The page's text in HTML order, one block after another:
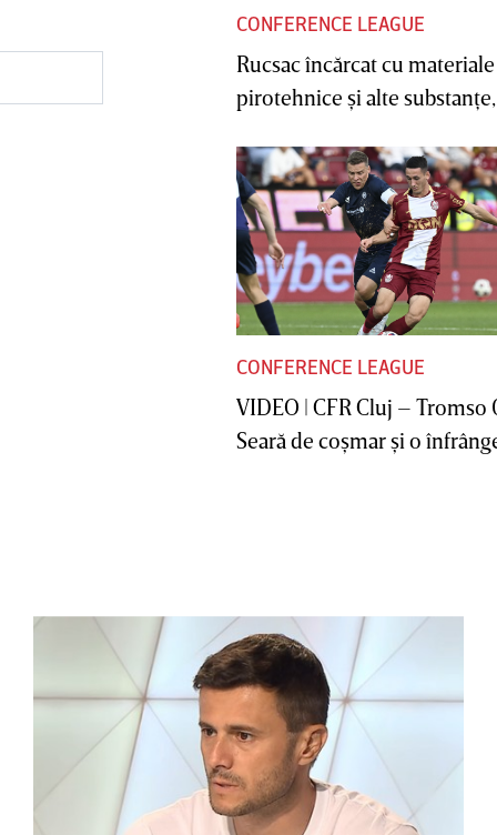
CONFERENCE LEAGUE
Rucsac încărcat cu materiale
pirotehnice şi alte substanţe,
CONFERENCE LEAGUE
VIDEO | CFR Cluj – Tromso
Seară de coşmar şi o